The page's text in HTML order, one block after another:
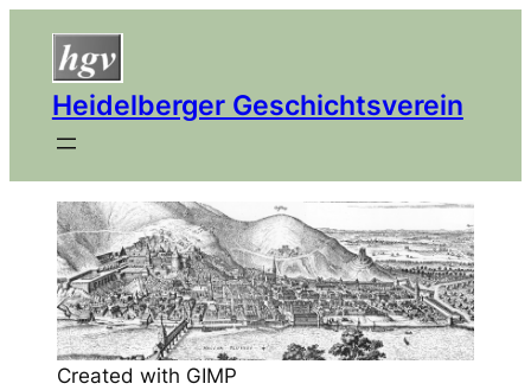
Heidelberger Geschichtsverein
Created with GIMP